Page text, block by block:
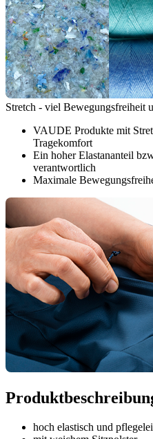
Stretch - viel Bewegungsfreiheit
VAUDE Produkte mit
Tragekomfort
Ein hoher Elastananteil
verantwortlich
Maximale
hoch elastisch und